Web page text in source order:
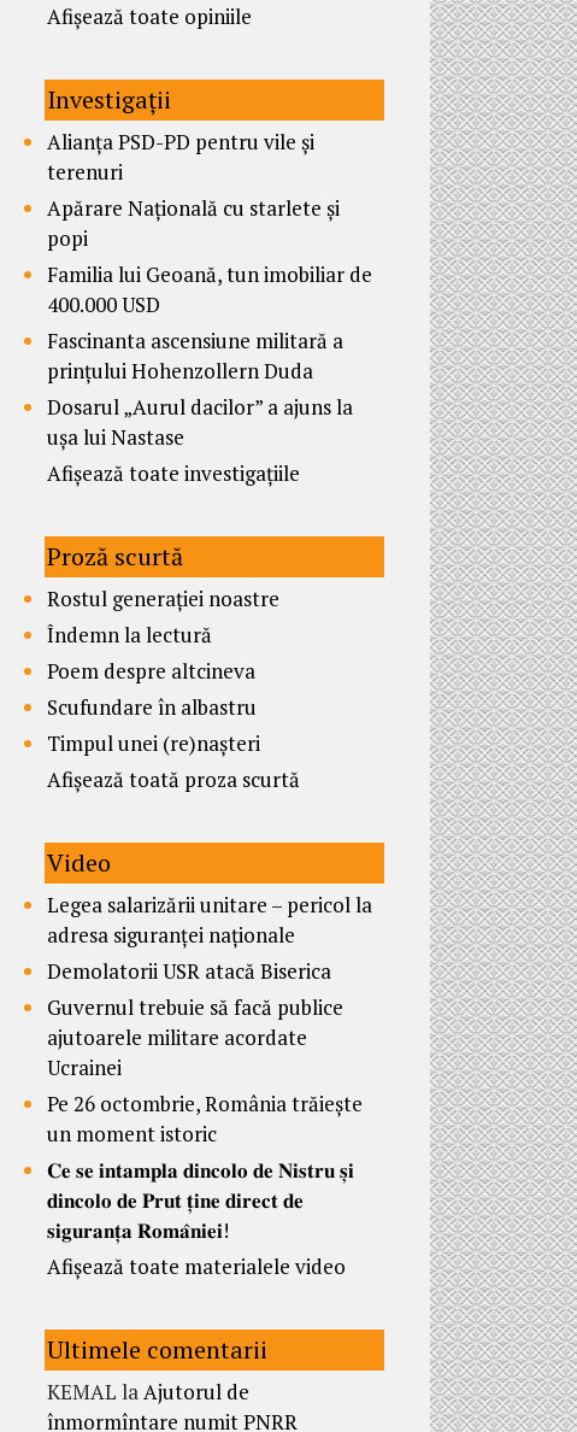
Afișează toate opiniile
Investigații
Alianța PSD-PD pentru vile și
terenuri
Apărare Națională cu starlete și
popi
Familia lui Geoană, tun imobiliar de
400.000 USD
Fascinanta ascensiune militară a
prințului Hohenzollern Duda
Dosarul „Aurul dacilor” a ajuns la
ușa lui Nastase
Afișează toate investigațiile
Proză scurtă
Rostul generației noastre
Îndemn la lectură
Poem despre altcineva
Scufundare în albastru
Timpul unei (re)nașteri
Afișează toată proza scurtă
Video
Legea salarizării unitare – pericol la
adresa siguranței naționale
Demolatorii USR atacă Biserica
Guvernul trebuie să facă publice
ajutoarele militare acordate
Ucrainei
Pe 26 octombrie, România trăiește
un moment istoric
𝐂𝐞 𝐬𝐞 𝐢𝐧𝐭𝐚𝐦𝐩𝐥𝐚 𝐝𝐢𝐧𝐜𝐨𝐥𝐨 𝐝𝐞 𝐍𝐢𝐬𝐭𝐫𝐮 𝐬̦𝐢
𝐝𝐢𝐧𝐜𝐨𝐥𝐨 𝐝𝐞 𝐏𝐫𝐮𝐭 𝐭̦𝐢𝐧𝐞 𝐝𝐢𝐫𝐞𝐜𝐭 𝐝𝐞
𝐬𝐢𝐠𝐮𝐫𝐚𝐧𝐭̦𝐚 𝐑𝐨𝐦𝐚̂𝐧𝐢𝐞𝐢!
Afișează toate materialele video
Ultimele comentarii
KEMAL laAjutorul de
înmormîntare numit PNRR